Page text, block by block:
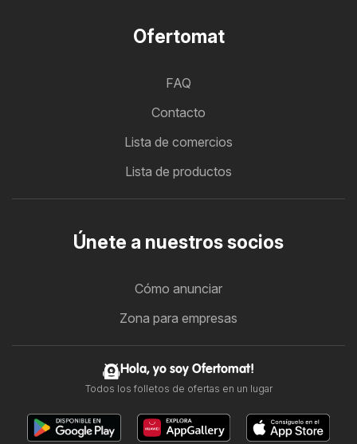
Ofertomat
FAQ
Contacto
Lista de comercios
Lista de productos
Únete a nuestros socios
Cómo anunciar
Zona para empresas
Hola, yo soy Ofertomat!
Todos los folletos de ofertas en un lugar